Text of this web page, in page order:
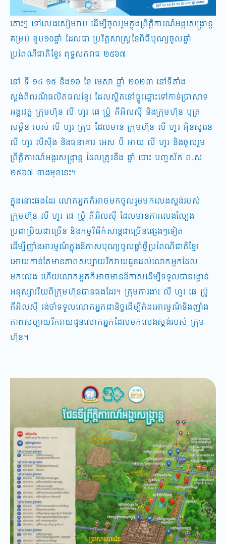
តោះៗ ទៅលេងសៀមរាប ដើម្បីចូលរួមក្នុងព្រឹត្តិការណ៍​អង្គរ​សង្រ្កាន្ត
គម្រប់ ខួប១០ឆ្នាំ ដែលជា ប្រវិត្តសាស្រ្តនៃ​ពិធីបុណ្យ​ចូលឆ្នាំ​
ប្រពៃណីជាតិខ្មែរ ពុទ្ធសករាជ ២៥៦៧
នៅ ទី​ ១៤ ១៥ និង១៦​ ខែ មេសា​ ឆ្នាំ​​ ២០២៣ នៅទីតំាង
ស្តង់ពិពរណ៏ផលិតផលខ្មែរ ដែលស្ថិតនៅផ្លូវឆ្ពោះទៅកាន់ប្រាសាទ
អង្គរវត្ត ក្រុមហ៊ុន លី ហួរ ផេ ប្រ៉ូ ភីអិលស៊ី និងក្រុមហ៊ុន បុត្រ
សម្ព័ន របស់ លី​ ហួរ គ្រុប ដែលមាន ក្រុមហ៊ុន លី ហួរ អ៊ិនសូរេន
លី ហួរ លីស៊ីង និងធនាគារ អេស ប៊ី អាយ លី ហួរ និងចូលរួម
ព្រឹត្តិការណ៍​អង្គរ​សង្រ្កាន្ត ដែលត្រូវនឹង ឆ្នាំ ថោះ បញ្ចស័ក ព.ស
២៥៦៧ ខាងមុខនេះ។
ក្នុងនោះផងដែរ លោកអ្នកក៏អាចមកចូលរួមមកលេងស្តង់របស់
ក្រុមហ៊ុន លី ហួរ ផេ ប្រ៉ូ ភីអិលស៊ី ដែលមានការលេងល្បែង
ប្រជាប្រិយជាច្រើន និងកម្មវិធីកំសាន្តជាច្រើនផ្សេងៗទៀត
ដើម្បីញំាងអារម្មណ៏ក្នុងឪកាសបុណ្យចូលឆ្នាំថ្មីប្រពៃណីជាតិខែ្មរ
អោយកាន់តែមានភាពសប្បាយរីករាយជូនដល់លោកអ្នកដែល
មកលេង ហើយលោកអ្នកក៏អាចមានឪកាសដើម្បី​ទទួលបានរង្វាន់
អនុស្សាវរីយពីក្រុមហ៊ុនបានផងដែរ។ ក្រុមការងារ លី ហួរ ផេ ប្រ៉ូ
ភីអិលស៊ី រង់ចំាទទួលលោកអ្នកជានិច្ចដើម្បីកំដរអារម្មណ៏និងញំាង
ភាពសប្បាយរីករាយជូនលោកអ្នកដែលមកលេងស្តង់របស់ ​ក្រុម
ហ៊ុន។​